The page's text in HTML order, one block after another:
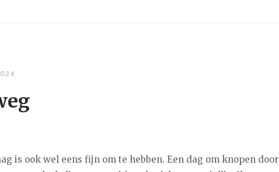
is ook wel eens fijn om te hebben. Een dag om knopen door